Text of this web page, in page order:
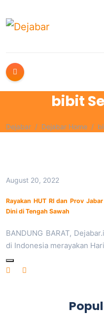
bibit
Dejabar Dejabar Home
August 20, 2022
Rayakan HUT RI dan Prov
Dini di Tengah Sawah
BANDUNG BARAT,
di Indonesia merayakan